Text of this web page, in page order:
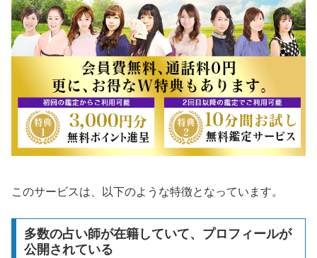
このサービスは、以下のような特徴となっています。
多数の占い師が在籍していて、プロフィールが
公開されている